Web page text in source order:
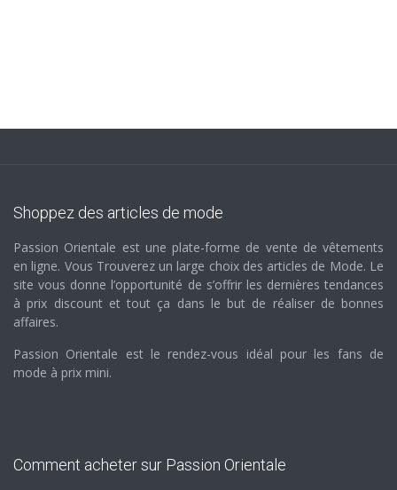
Shoppez des articles de mode
Passion Orientale est une plate-forme de vente de vêtements
en ligne. Vous Trouverez un large choix des articles de Mode. Le
site vous donne l’opportunité de s’offrir les dernières tendances
à prix discount et tout ça dans le but de réaliser de bonnes
affaires.
Passion Orientale est le rendez-vous idéal pour les fans de
mode à prix mini.
Comment acheter sur Passion Orientale